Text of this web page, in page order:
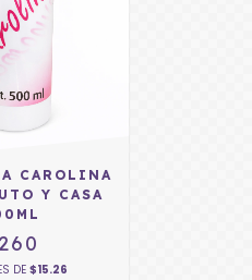
CAROLINA
Y CASA
DE$15.26